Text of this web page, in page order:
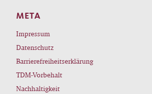
META
Impressum
Datenschutz
Barrierefreiheitserklärung
TDM-Vorbehalt
Nachhaltigkeit